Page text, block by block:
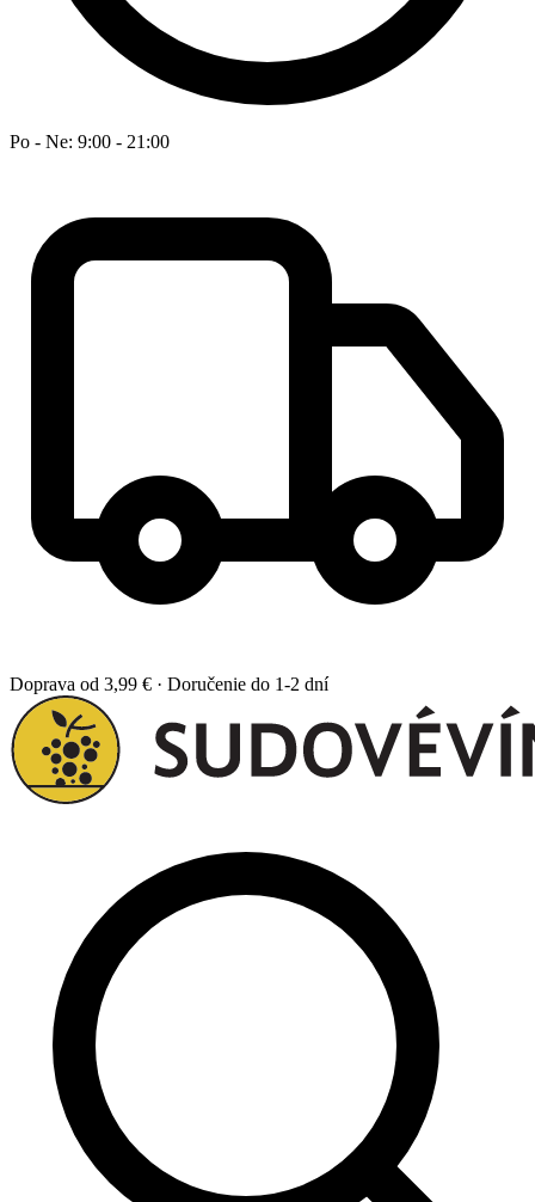
Po - Ne: 9:00 - 21:00
Doprava od 3,99 € · Doručenie do 1-2 dní